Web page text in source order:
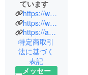
ています
https://www.instagram.com/b_m_o_ishigakijima/?__pwa=1
https://www.facebook.com/bmoishigakijima/
https://ameblo.jp/yaeyama2020/entrylist.html
特定商取引
法に基づく
表記
メッセー